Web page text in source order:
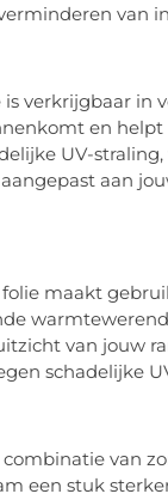
van
verkrijgbaar in
en
UV-
aan
maakt
van jouw
schadelijke
van
een stuk